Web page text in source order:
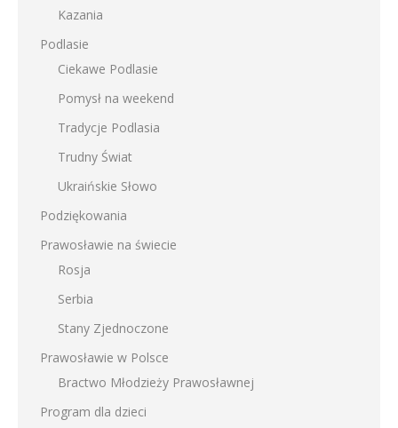
Kazania
Podlasie
Ciekawe Podlasie
Pomysł na weekend
Tradycje Podlasia
Trudny Świat
Ukraińskie Słowo
Podziękowania
Prawosławie na świecie
Rosja
Serbia
Stany Zjednoczone
Prawosławie w Polsce
Bractwo Młodzieży Prawosławnej
Program dla dzieci